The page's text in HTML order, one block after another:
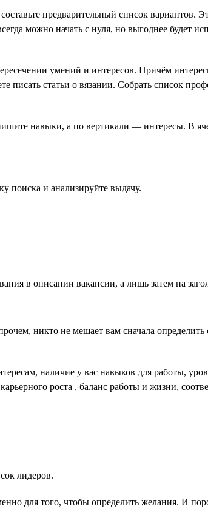
предварительный список вариантов.
можно начать с нуля, но выгоднее будет
умений и интересов. Причём
статьи о вязании. Собрать список
навыки, а по вертикали — интересы. В
поиска и анализируйте выдачу.
в описании вакансии, а лишь затем на
никто не мешает вам сначала определить
наличие у вас навыков для работы,
роста , баланс работы и жизни,
лидеров.
для того, чтобы определить желания. И